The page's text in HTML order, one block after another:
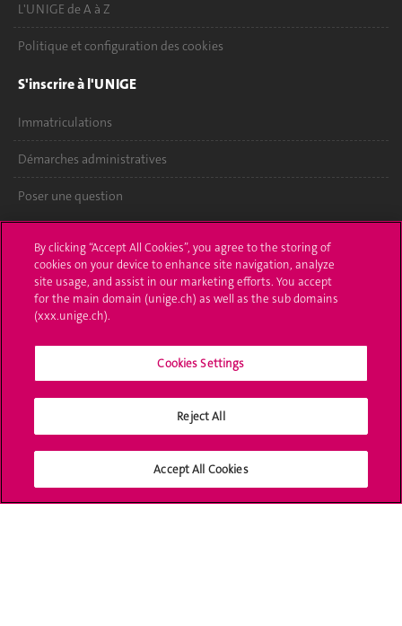
L'UNIGE de A à Z
Politique et configuration des cookies
S'inscrire à l'UNIGE
Immatriculations
Démarches administratives
Poser une question
UNIGE Mobile
Médias
Offres d'emploi
Bibliothèque
Médias sociaux UNIGE
By clicking “Accept All Cookies”, you agree to the storing of
cookies on your device to enhance site navigation, analyze
site usage, and assist in our marketing efforts. You accept
for the main domain (unige.ch) as well as the sub domains
(xxx.unige.ch).
Cookies Settings
Reject All
Accept All Cookies